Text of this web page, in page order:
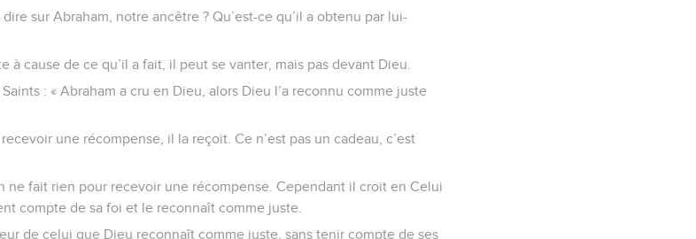
sur Abraham, notre ancêtre ? Qu’est-ce qu’il a obtenu par lui-
à cause de ce qu’il a fait, il peut se vanter, mais pas devant Dieu.
: « Abraham a cru en Dieu, alors Dieu l’a reconnu comme juste
une récompense, il la reçoit. Ce n’est pas un cadeau, c’est
ne fait rien pour recevoir une récompense. Cependant il croit en Celui
compte de sa foi et le reconnaît comme juste.
de celui que Dieu reconnaît comme juste, sans tenir compte de ses